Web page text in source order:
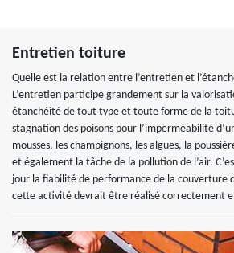
Entretien toiture
Quelle est la relation entre l’entretien et
L’entretien participe grandement sur la
étanchéité de tout type et toute forme de la
stagnation des poisons pour l’imperméabilité
mousses, les champignons, les algues, la
et également la tâche de la pollution de l’air.
jour la fiabilité de performance de la couverture
cette activité devrait être réalisé correctement